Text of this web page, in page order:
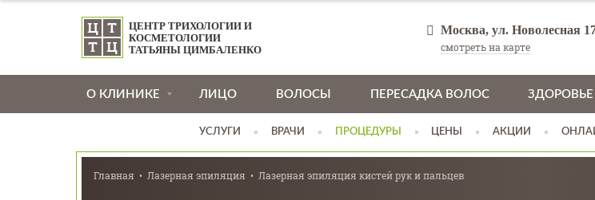
ЦЕНТР ТРИХОЛОГИИ И
КОСМЕТОЛОГИИ
ТАТЬЯНЫ ЦИМБАЛЕНКО
Москва, ул. Новолесная
смотреть на карте
О КЛИНИКЕ ЛИЦО ВОЛОСЫ ПЕРЕСАДКА ВОЛОС ЗДОРОВЬЕ
УСЛУГИ ВРАЧИ ПРОЦЕДУРЫ ЦЕНЫ АКЦИИ
Главная Лазерная эпиляция Лазерная эпиляция кистей рук и пальцев